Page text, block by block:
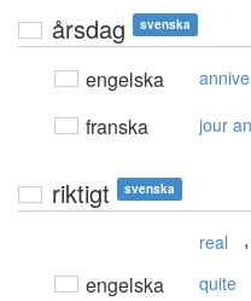
årsdag svenska
engelska
franska jour
riktigt svenska
engelska
real ,
quite